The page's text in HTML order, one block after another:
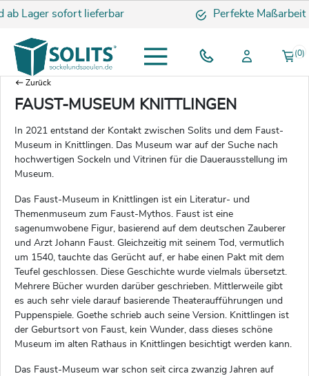
sofort lieferbar Perfekte Maßarbeit
(0)
Zurück
FAUST-MUSEUM KNITTLINGEN
In 2021 entstand der Kontakt zwischen Solits und dem Faust-
Museum in Knittlingen. Das Museum war auf der Suche nach
hochwertigen Sockeln und Vitrinen für die Dauerausstellung im
Museum.
Das Faust-Museum in Knittlingen ist ein Literatur- und
Themenmuseum zum Faust-Mythos. Faust ist eine
sagenumwobene Figur, basierend auf dem deutschen Zauberer
und Arzt Johann Faust. Gleichzeitig mit seinem Tod, vermutlich
um 1540, tauchte das Gerücht auf, er habe einen Pakt mit dem
Teufel geschlossen. Diese Geschichte wurde vielmals übersetzt.
Mehrere Bücher wurden darüber geschrieben. Mittlerweile gibt
es auch sehr viele darauf basierende Theateraufführungen und
Puppenspiele. Goethe schrieb auch seine Version. Knittlingen ist
der Geburtsort von Faust, kein Wunder, dass dieses schöne
Museum im alten Rathaus in Knittlingen besichtigt werden kann.
Das Faust-Museum war schon seit circa zwanzig Jahren auf